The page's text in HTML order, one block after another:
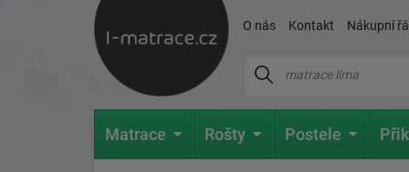
O nás Kontakt Nákupní
Matrace Rošty Postele